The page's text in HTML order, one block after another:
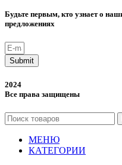
Будьте первым, кто узнает о
предложениях
Submit
2024
Все права защищены
МЕНЮ
КАТЕГОРИИ